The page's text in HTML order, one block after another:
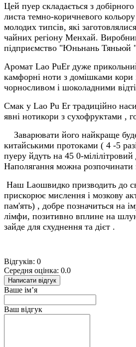
Цей пуер складається з добірного
листа темно-коричневого
молодих типсів, які
чайних регіону Менхай.
підприємство "Юньнань Тяньюй
Аромат Lao PuEr дуже
камфорні ноти з домішками кори
чорносливом і шоколадними
Смак у Lao Pu Er традиційно
явні нотикори з сухофруктами ,
Заварювати його найкраще
китайськими протоками ( 4 -5
пуеру йдуть на 45 0-
Наполягання можна розпочинати
Наш Laoшвидко призводить до
прискорює мислення і мозкову
пам'ять) , добре позначиться на
лімфи, позитивно вплине на
зайде для схуднення та дієт .
Відгуків: 0
Середня оцінка: 0.0
Написати відгук
Ваше ім’я
Ваш відгук